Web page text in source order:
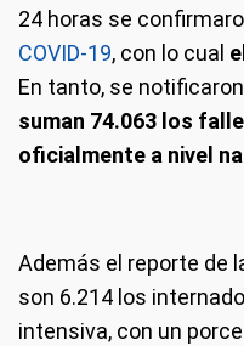
24 horas se
COVID-19, con lo cual
En tanto, se notificaron
suman 74.063 los
oficialmente a nivel
Además el reporte de
son 6.214 los
intensiva, con un